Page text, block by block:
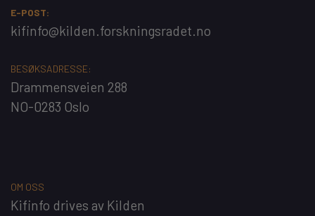
E-POST:
kifinfo@kilden.forskningsradet.no
BESØKSADRESSE:
Drammensveien 288
NO-0283 Oslo
OM OSS
Kifinfo drives av Kilden